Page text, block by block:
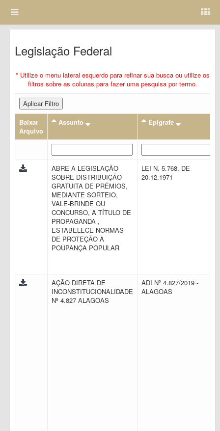
Legislação Federal
* Utilize o menu lateral esquerdo para refinar sua busca ou utilize os
filtros sobre as colunas para fazer uma pesquisa por termo.
Aplicar Filtro
Baixar
Arquivo
Assunto Epigrafe
ABRE A LEGISLAÇÃO
SOBRE DISTRIBUIÇÃO
GRATUITA DE PRÊMIOS,
MEDIANTE SORTEIO,
VALE-BRINDE OU
CONCURSO, A TÍTULO DE
PROPAGANDA ,
ESTABELECE NORMAS
DE PROTEÇÃO À
POUPANÇA POPULAR
LEI N. 5.768, DE
20.12.1971
AÇÃO DIRETA DE
INCONSTITUCIONALIDADE
Nº 4.827 ALAGOAS
ADI Nº 4.827/2019 -
ALAGOAS